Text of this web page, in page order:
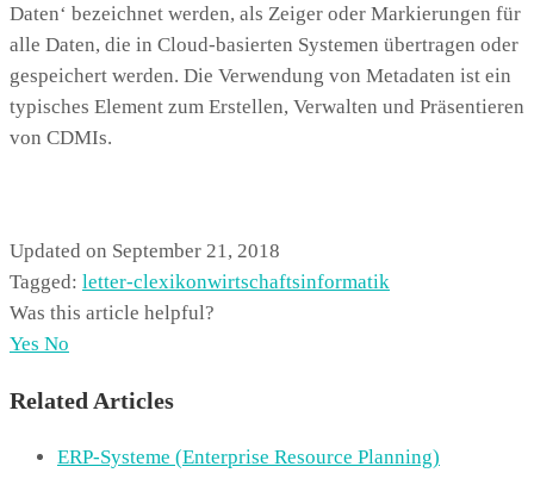
Daten‘ bezeichnet werden, als Zeiger oder Markierungen für
alle Daten, die in Cloud-basierten Systemen übertragen oder
gespeichert werden. Die Verwendung von Metadaten ist ein
typisches Element zum Erstellen, Verwalten und Präsentieren
von CDMIs.
Updated on September 21, 2018
Tagged: letter-clexikonwirtschaftsinformatik
Was this article helpful?
Yes No
Related Articles
ERP-Systeme (Enterprise Resource Planning)